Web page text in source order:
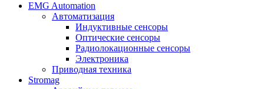
EMG Automation
Автоматизация
Индуктивные сенсоры
Оптические сенсоры
Радиолокационные сенсоры
Электроника
Приводная техника
Stromag